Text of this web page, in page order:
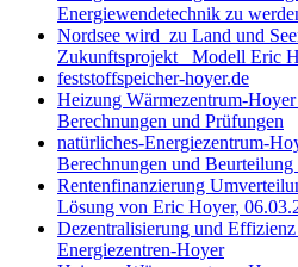
Energiewendetechnik zu
Nordsee wird zu Land und
Zukunftsprojekt Modell Eric
feststoffspeicher-hoyer.de
Heizung Wärmezentrum-
Berechnungen und Prüfungen
natürliches-Energiezentrum-
Berechnungen und
Rentenfinanzierung
Lösung von Eric Hoyer,
Dezentralisierung und
Energiezentren-Hoyer